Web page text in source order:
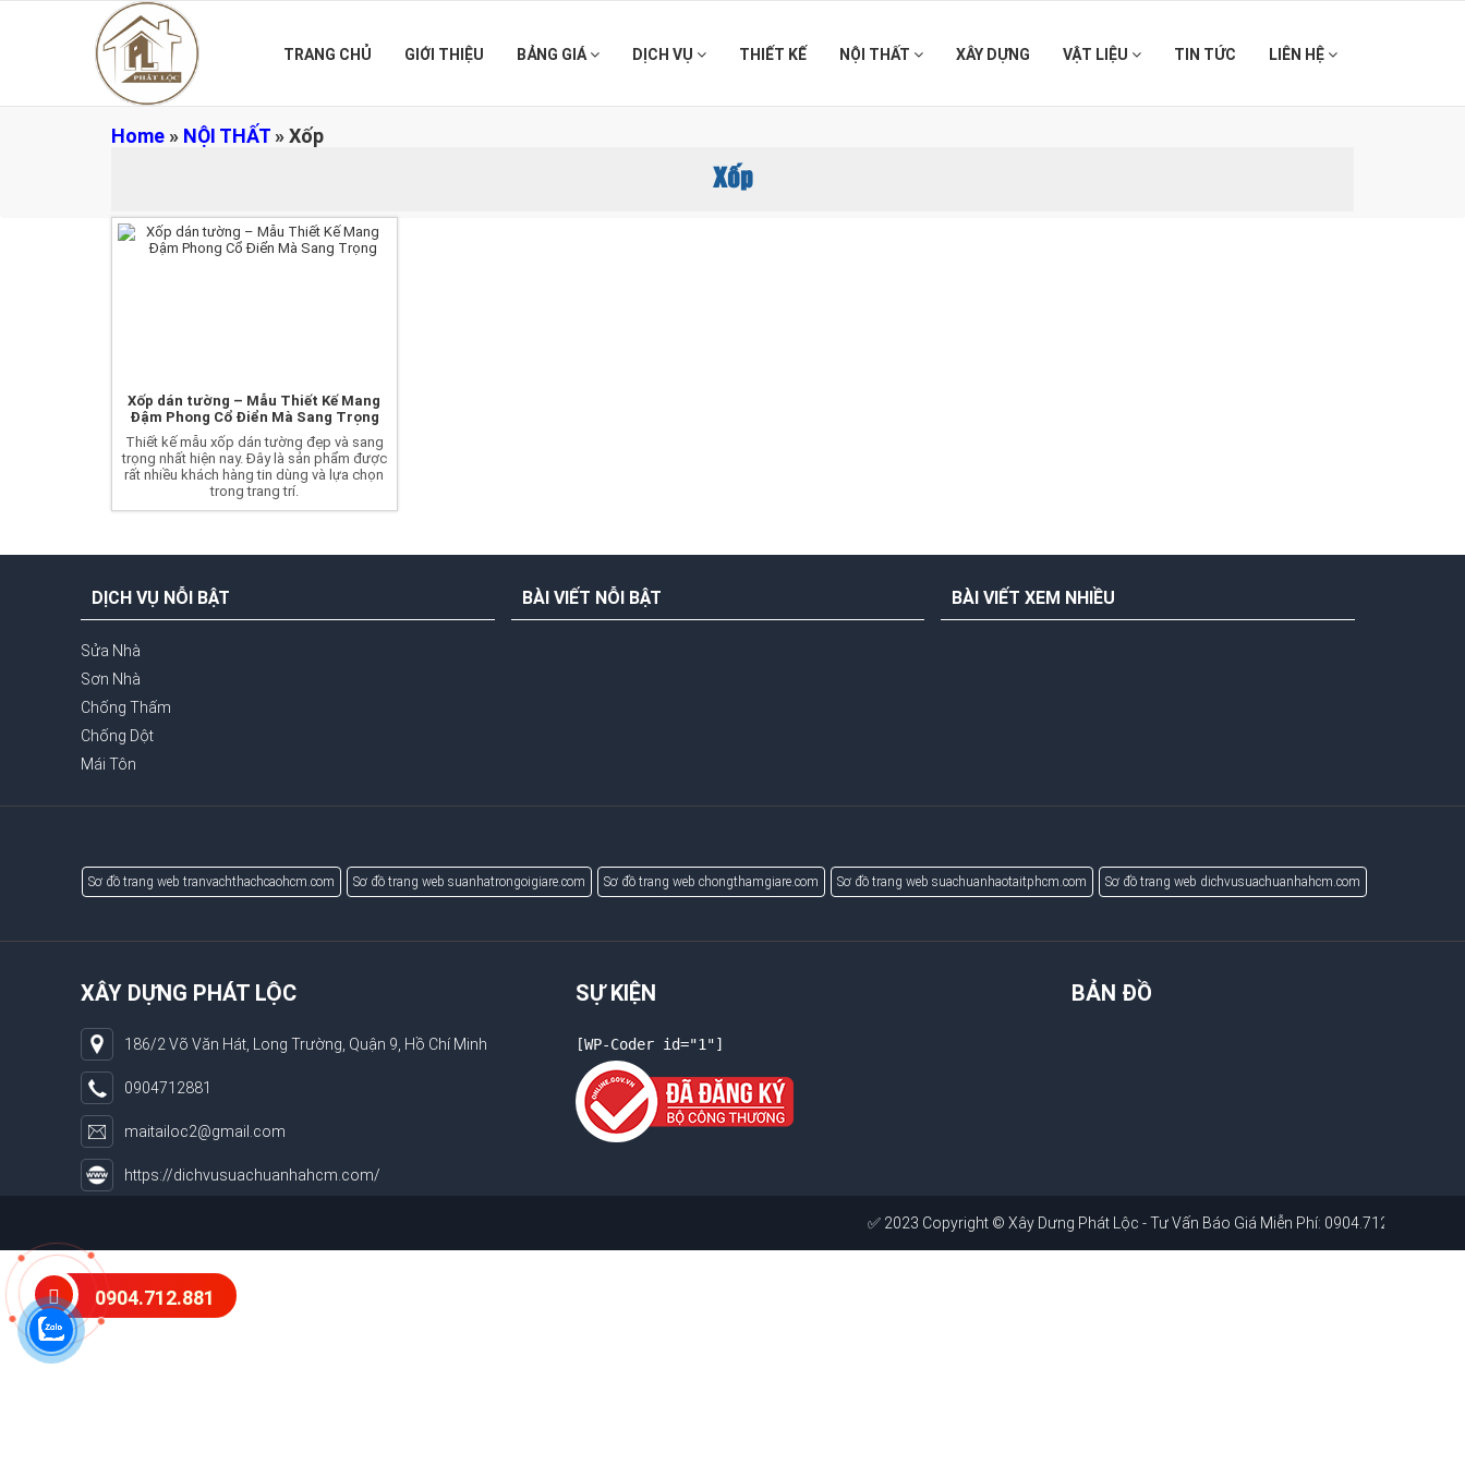
TRANG CHỦ GIỚI THIỆU BẢNG GIÁ DỊCH VỤ THIẾT KẾ NỘI THẤT XÂY DỰNG VẬT LIỆU TIN TỨC LIÊN HỆ
Home » NỘI THẤT »Xốp
Xốp
Xốp dán tường – Mẫu Thiết Kế Mang
Đậm Phong Cổ Điển Mà Sang Trọng
Thiết kế mẫu xốp dán tường đẹp và sang
trọng nhất hiện nay. Đây là sản phẩm được
rất nhiều khách hàng tin dùng và lựa chọn
trong trang trí.
DỊCH VỤ NỖI BẬT
Sửa Nhà
Sơn Nhà
Chống Thấm
Chống Dột
Mái Tôn
BÀI VIẾT NỖI BẬT BÀI VIẾT XEM NHIỀU
Sơ đồ trang web tranvachthachcaohcm.com Sơ đồ trang web suanhatrongoigiare.com Sơ đồ trang web chongthamgiare.com Sơ đồ trang web suachuanhaotaitphcm.com Sơ đồ trang web dichvusuachuanhahcm.com
XÂY DỰNG PHÁT LỘC
186/2 Võ Văn Hát, Long Trường, Quận 9, Hồ Chí Minh
0904712881
maitailoc2@gmail.com
https://dichvusuachuanhahcm.com/
SỰ KIỆN
[WP-Coder id="1"]
BẢN ĐỒ
✅ 2023 Copyright ©Xây Dưng Phát Lộc - Tư Vấn Báo Giá Miễn Phí: 0904.712.881
0904.712.881